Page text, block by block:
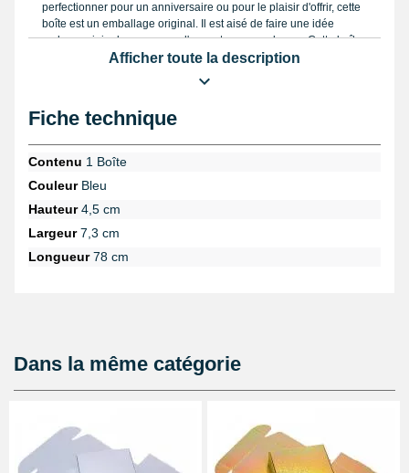
perfectionner pour un anniversaire ou pour le plaisir d'offrir, cette
boîte est un emballage original. Il est aisé de faire une idée
cadeau originale au moyen d'un mot personnel avec. Cette boîte
de couleur bleue, est utile pour ne pas acheter de papier cadeau,
cm pour la longueur et 4,5cm en hauteur. Par exemple, il est
Conseil créatif :
personnalisée, il est enfantin de customiser l'emballage avec des
stickers, des liens décoratifs et des tampons.
Afficher toute la description
Fiche technique
Contenu 1 Boîte
CouleurBleu
Hauteur4,5 cm
Largeur7,3 cm
Longueur78 cm
Dans la même catégorie